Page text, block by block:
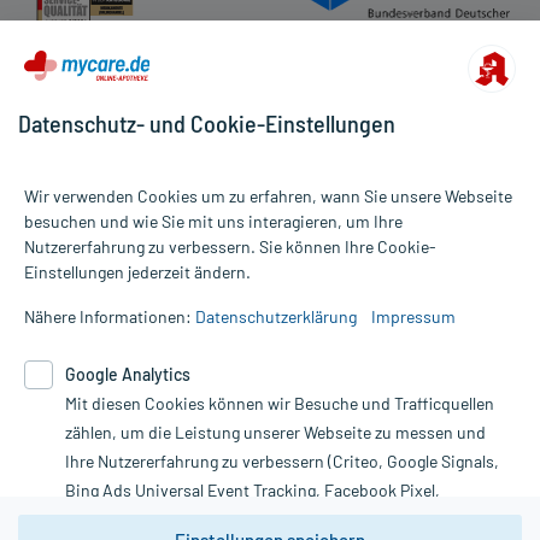
Alle Preise gelten inkl. MwSt., ggf. zzgl. Versandkosten
Informationen auf dieser Website werden ausschließlich für
die Untersuchung und Behandlung durch einen Arzt. Bitte
Therapien eingeleitet werden können. | Diese Webseite benutzt
Google Analytics. Lesen Sie bitte dazu die wichtigen Hinweise in
unserer Datenschutzerklärung. Für den Widerruf einer Bestellung
nutzen Sie das Formular:
Vertrag widerrufen
Datenschutz- und Cookie-Einstellungen
Wir verwenden Cookies um zu erfahren, wann Sie unsere Webseite
besuchen und wie Sie mit uns interagieren, um Ihre
Nutzererfahrung zu verbessern. Sie können Ihre Cookie-
Einstellungen jederzeit ändern.
Nähere Informationen: Datenschutzerklärung Impressum
Google Analytics
Mit diesen Cookies können wir Besuche und Trafficquellen
zählen, um die Leistung unserer Webseite zu messen und
Ihre Nutzererfahrung zu verbessern (Criteo, Google Signals,
Bing Ads Universal Event Tracking, Facebook Pixel,
Youtube-Social Plugin).